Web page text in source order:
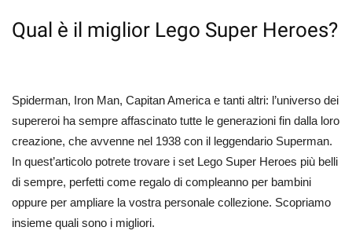
Qual è il miglior Lego Super Heroes?
Spiderman, Iron Man, Capitan America e tanti altri: l’universo dei
supereroi ha sempre affascinato tutte le generazioni fin dalla loro
creazione, che avvenne nel 1938 con il leggendario Superman.
In quest’articolo potrete trovare i set Lego Super Heroes più belli
di sempre, perfetti come regalo di compleanno per bambini
oppure per ampliare la vostra personale collezione. Scopriamo
insieme quali sono i migliori.